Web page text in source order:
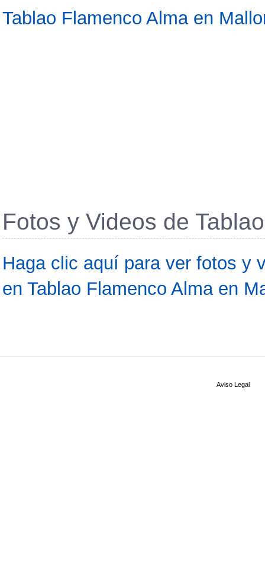
Tablao Flamenco Alma en
Fotos y Videos de
Haga clic aquí para ver fotos y
en Tablao Flamenco Alma en
Aviso Legal